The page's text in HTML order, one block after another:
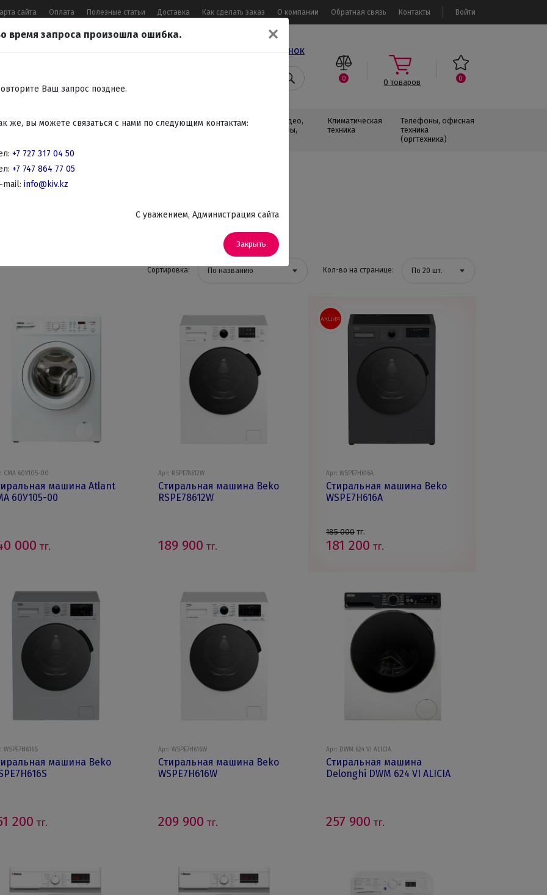
Войти
сайта Оплата Полезные статьи Доставка Как сделать заказ О компании Обратная связь Контакты
04 50 Заказать звонок
0 0 товаров 0
Встраиваемая
бытовая
Крупно
Мелко
Красота,
Аудио, Видео,
Телевизоры,
Климатическая
техника
Телефоны, офисная
техника
(оргтехника)
машины Фронтальные cтиральные машины
от 36 до 45 см
Сортировка: По названию Кол-во на странице: По 20 шт.
СМА 60У105-00
машина Atlant
60У105-00
000 тг.
Арт: RSPE78612W
Стиральная машина Beko
RSPE78612W
189 900 тг.
Арт: WSPE7H616A
Стиральная машина Beko
WSPE7H616A
185 000тг.
181 200 тг.
АКЦИЯ
WSPE7H616S
машина Beko
200 тг.
Арт: WSPE7H616W
Стиральная машина Beko
WSPE7H616W
209 900 тг.
Арт: DWM 624 VI ALICIA
Стиральная машина
Delonghi DWM 624 VI ALICIA
257 900 тг.
✕
время запроса произошла ошибка.
Ваш запрос позднее.
же, вы можете связаться с нами по следующим контактам:
+7 727 317 04 50
+7 747 864 77 05
mail: info@kiv.kz
C уважением, Администрация сайта
Закрыть